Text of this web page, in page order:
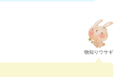
物知りウサギ